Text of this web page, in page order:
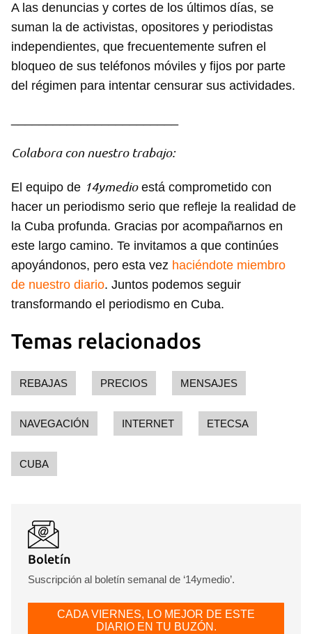
A las denuncias y cortes de los últimos días, se
suman la de activistas, opositores y periodistas
independientes, que frecuentemente sufren el
bloqueo de sus teléfonos móviles y fijos por parte
del régimen para intentar censurar sus actividades.
Colabora con nuestro trabajo:
El equipo de 14ymedioestá comprometido con
hacer un periodismo serio que refleje la realidad de
la Cuba profunda. Gracias por acompañarnos en
este largo camino. Te invitamos a que continúes
apoyándonos, pero esta vez haciéndote miembro
de nuestro diario. Juntos podemos seguir
transformando el periodismo en Cuba.
Temas relacionados
REBAJAS PRECIOS MENSAJES
NAVEGACIÓN INTERNET ETECSA
CUBA
Boletín
Suscripción al boletín semanal de ‘14ymedio’.
CADA VIERNES, LO MEJOR DE ESTE
DIARIO EN TU BUZÓN.